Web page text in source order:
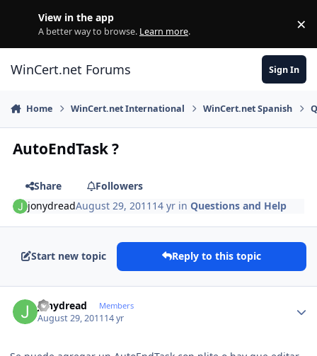
View in the app
A better way to browse. Learn more. ×
WinCert.net Forums Sign In
Home WinCert.net International WinCert.net Spanish
AutoEndTask ?
Share
Followers
jonydreadAugust 29, 2011 14 yr inQuestions and Help
Start new topic Reply to this topic
jonydread Members
August 29, 201114 yr